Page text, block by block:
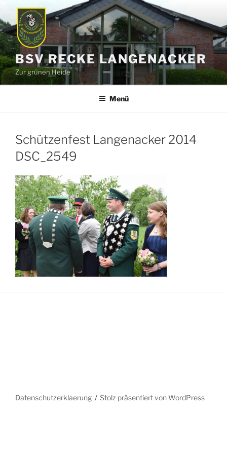
Inhalt
springen
BSV RECKE LANGENACKER
Zur grünen Heide
Menü
Schützenfest Langenacker 2014
DSC_2549
Datenschutzerklaerung Stolz präsentiert von WordPress